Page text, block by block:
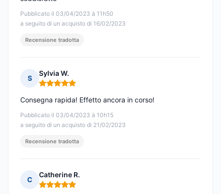
Pubblicato il 03/04/2023 à 11h50
a seguito di un acquisto di 16/02/2023
Recensione tradotta
S
Sylvia W.
Nota: 5 su 5
Pubblicato il 03/04/2023 à 10h15
a seguito di un acquisto di 21/02/2023
Consegna rapida! Effetto ancora in corso!
Recensione tradotta
C
Catherine R.
Nota: 5 su 5